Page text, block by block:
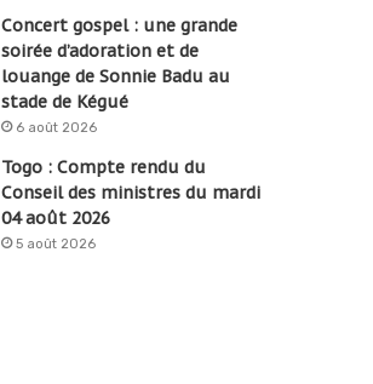
Concert gospel : une grande
soirée d’adoration et de
louange de Sonnie Badu au
stade de Kégué
6 août 2026
Togo : Compte rendu du
Conseil des ministres du mardi
04 août 2026
5 août 2026